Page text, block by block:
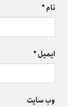
نام*
ایمیل*
وب‌ سایت